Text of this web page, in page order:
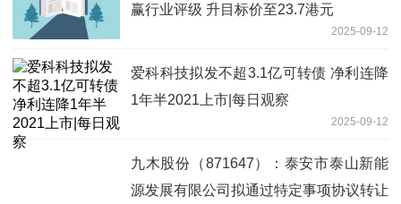
赢行业评级 升目标价至23.7港元
2025-09-12
爱科科技拟发不超3.1亿可转债 净利连降
1年半2021上市|每日观察
2025-09-12
九木股份（871647）：泰安市泰山新能
源发展有限公司拟通过特定事项协议转让